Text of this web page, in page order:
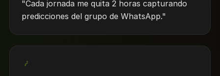
"Cada jornada me quita 2 horas capturando
predicciones del grupo de WhatsApp."